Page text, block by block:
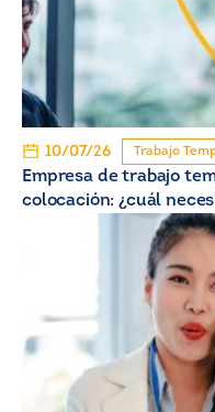
10/07/26 Trabajo
Empresa de trabajo
colocación: ¿cuál